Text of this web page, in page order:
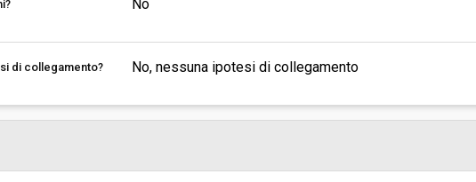
No
di collegamento? No, nessuna ipotesi di collegamento